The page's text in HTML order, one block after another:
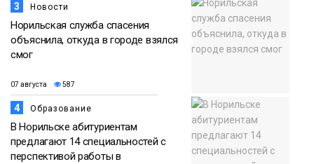
3 Новости
Норильская служба спасения
объяснила, откуда в городе взялся
смог
07 августа 587
4 Образование
В Норильске абитуриентам
предлагают 14 специальностей с
перспективой работы в